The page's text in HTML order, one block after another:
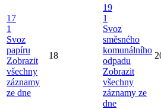
17
1
Svoz
papíru
Zobrazit
všechny
záznamy
ze dne
18
19
1
Svoz
směsného
komunálního
odpadu
Zobrazit
všechny
záznamy ze
dne